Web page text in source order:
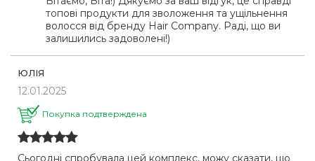
топові продукти для зволоження та ущільнення
волосся від бренду Hair Company. Раді, що ви
залишились задоволені!)
ЮЛІЯ
12.01.2025
Покупка подтверждена
Сьогодні спробувала цей комплекс, можу сказати, що